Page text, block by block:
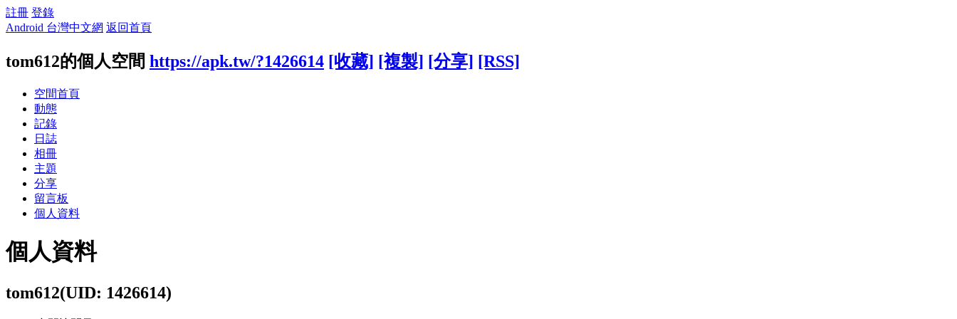
註冊 登錄
Android 台灣中文網 返回首頁
tom612的個人空間 https://apk.tw/?1426614 [收藏] [複製] [分享] [RSS]
空間首頁
動態
記錄
日誌
相冊
主題
分享
留言板
個人資料
個人資料
tom612(UID: 1426614)